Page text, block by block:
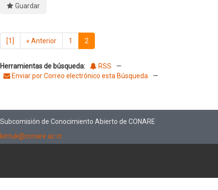
Guardar
[1] « Anterior 1 2
Herramientas de búsqueda: RSS
—
Enviar por Correo electrónico esta Búsqueda
—
Subcomisión de Conocimiento Abierto de CONARE
kimuk@conare.ac.cr